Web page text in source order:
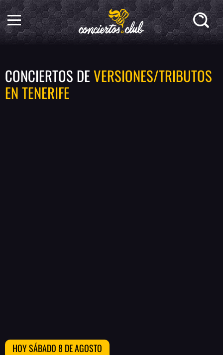
CONCIERTOS DEVERSIONES/TRIBUTOS
EN TENERIFE
HOY SÁBADO 8 DE AGOSTO